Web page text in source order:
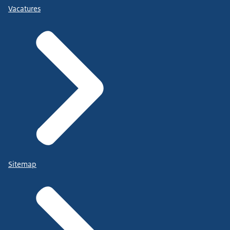
Vacatures
Sitemap